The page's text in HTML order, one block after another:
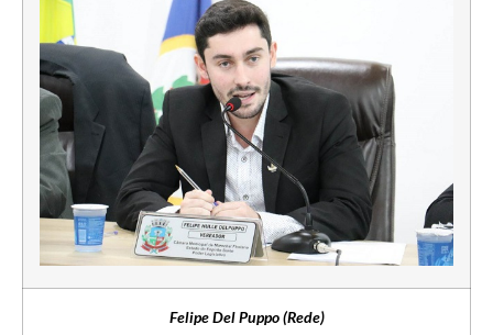
Felipe Del Puppo (Rede)